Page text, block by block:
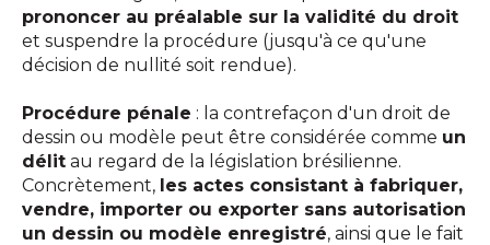
prononcer au préalable sur la validité du droit
et suspendre la procédure (jusqu'à ce qu'une
décision de nullité soit rendue).
Procédure pénale : la contrefaçon d'un droit de
dessin ou modèle peut être considérée comme un
délit au regard de la législation brésilienne.
Concrètement, les actes consistant à fabriquer,
vendre, importer ou exporter sans autorisation
un dessin ou modèle enregistré, ainsi que le fait